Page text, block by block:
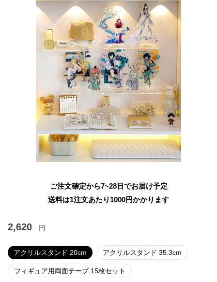
ご注文確定から7~28日でお届け予定
送料は1注文あたり 1000円かかります
2,620 円
アクリルスタンド 20cm アクリルスタンド 35.3cm
フィギュア用両面テープ 15枚セット